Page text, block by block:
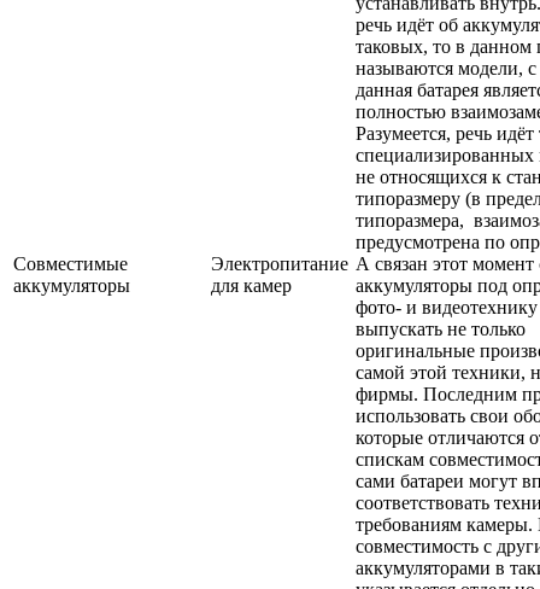
Совместимые
аккумуляторы
Электропитание
для камер
речь идёт об
таковых, то в данном
называются модели,
данная батарея
полностью
Разумеется, речь идёт
специализированных
не относящихся к
типоразмеру (в
типоразмера,
предусмотрена по
А связан этот момент
аккумуляторы под
фото- и
выпускать не только
оригинальные
самой этой техники,
фирмы. Последним
использовать свои
которые отличаются
спискам
сами батареи могут
соответствовать
требованиям камеры.
совместимость с
аккумуляторами в